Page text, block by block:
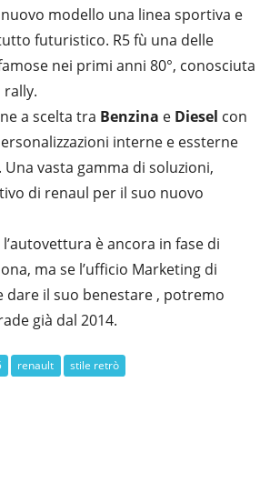
modello una linea sportiva e
futuristico. R5 fù una delle
nei primi anni 80°, conosciuta
a scelta tra Benzina e Diesel con
interne e essterne
vasta gamma di soluzioni,
di renaul per il suo nuovo
è ancora in fase di
ma se l’ufficio Marketing di
dare il suo benestare , potremo
già dal 2014.
renault stile retrò